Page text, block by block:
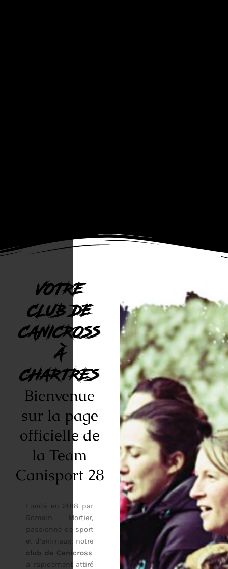
VOTRE
CLUB DE
CANICROSS
À
CHARTRES
Bienvenue
sur la page
officielle de
la Team
Canisport 28
Fondé en 2018 par
Romain Mortier,
passionné de sport
et d’animaux, notre
club de Canicross
a rapidement attiré